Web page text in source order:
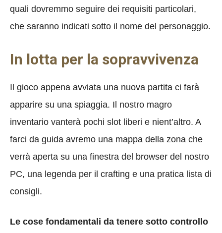
quali dovremmo seguire dei requisiti particolari,
che saranno indicati sotto il nome del personaggio.
In lotta per la sopravvivenza
Il gioco appena avviata una nuova partita ci farà
apparire su una spiaggia. Il nostro magro
inventario vanterà pochi slot liberi e nient’altro. A
farci da guida avremo una mappa della zona che
verrà aperta su una finestra del browser del nostro
PC, una legenda per il crafting e una pratica lista di
consigli.
Le cose fondamentali da tenere sotto controllo